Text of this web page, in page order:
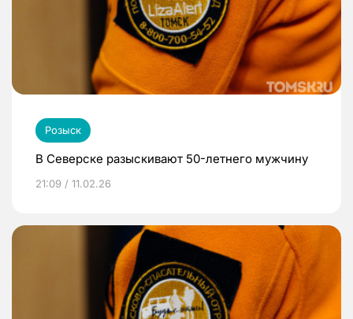
Розыск
В Северске разыскивают 50-летнего мужчину
21:09 / 11.02.26